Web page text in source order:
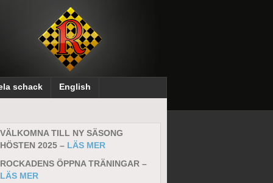
schack English
VÄLKOMNA TILL NY SÄSONG
HÖSTEN 2025 – LÄS MER
ROCKADENS ÖPPNA TRÄNINGAR –
LÄS MER